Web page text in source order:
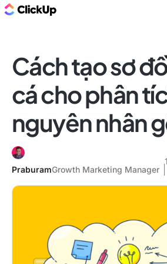
Cách tạo sơ
cá cho phân
nguyên nhân
PraburamGrowth Marketing Manager